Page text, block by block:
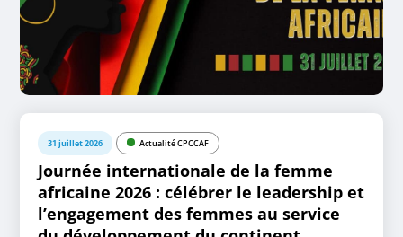
31 juillet 2026 Actualité CPCCAF
Journée internationale de la femme
africaine 2026 : célébrer le leadership et
l’engagement des femmes au service